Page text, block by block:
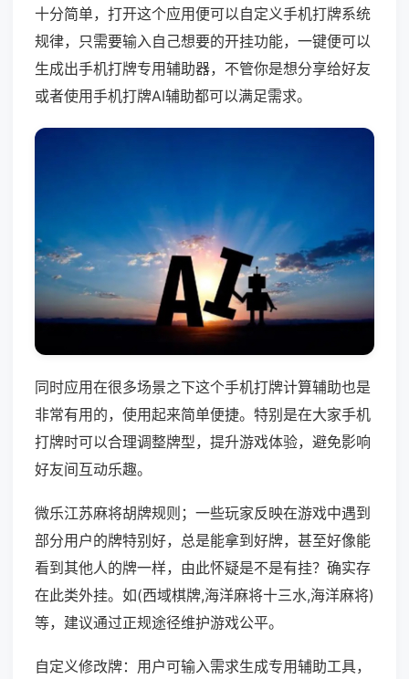
十分简单，打开这个应用便可以自定义手机打牌系统
规律，只需要输入自己想要的开挂功能，一键便可以
生成出手机打牌专用辅助器，不管你是想分享给好友
或者使用手机打牌AI辅助都可以满足需求。
同时应用在很多场景之下这个手机打牌计算辅助也是
非常有用的，使用起来简单便捷。特别是在大家手机
打牌时可以合理调整牌型，提升游戏体验，避免影响
好友间互动乐趣。
微乐江苏麻将胡牌规则；一些玩家反映在游戏中遇到
部分用户的牌特别好，总是能拿到好牌，甚至好像能
看到其他人的牌一样，由此怀疑是不是有挂？确实存
在此类外挂。如(西域棋牌,海洋麻将十三水,海洋麻将)
等，建议通过正规途径维护游戏公平。
自定义修改牌：用户可输入需求生成专用辅助工具，